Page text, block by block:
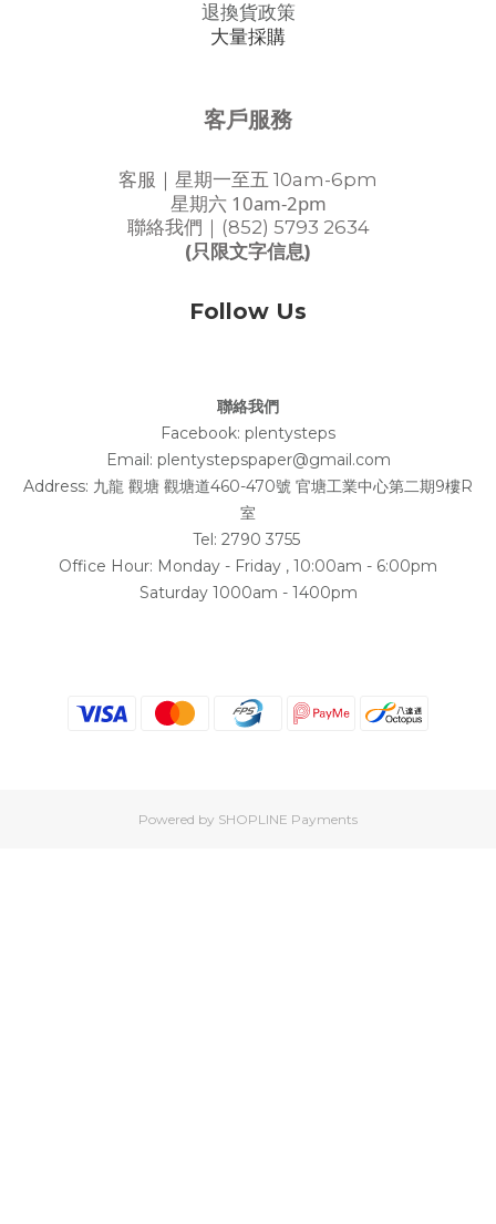
退換貨政策
大量採購
客戶服務
客服｜星期一至五 10am-6pm
星期六 10am-2pm
聯絡我們｜(852) 5793 2634
(只限文字信息)
Follow Us
聯絡我們
Facebook: plentysteps
Email: plentystepspaper@gmail.com
Address: 九龍 觀塘 觀塘道460-470號 官塘工業中心第二期9樓R
室
Tel: 2790 3755
Office Hour: Monday - Friday , 10:00am - 6:00pm
Saturday 1000am - 1400pm
Powered by SHOPLINE Payments